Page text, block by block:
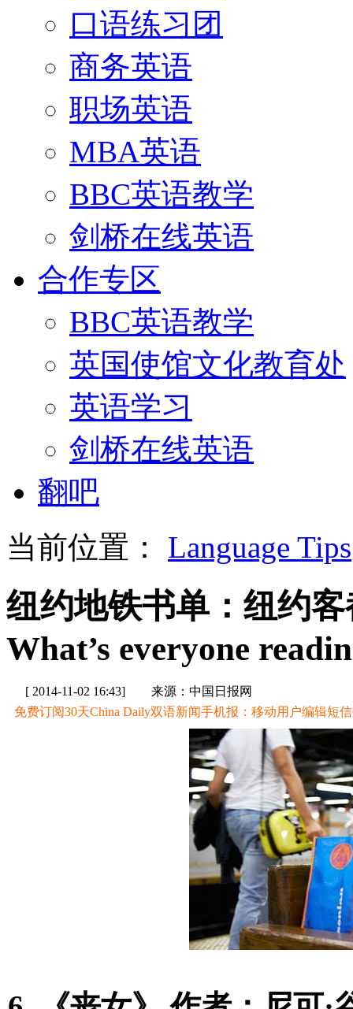
口语练习团
商务英语
职场英语
MBA英语
BBC英语教学
剑桥在线英语
合作专区
BBC英语教学
英国使馆文化教育处
英语学习
剑桥在线英语
翻吧
当前位置： Language Tips
纽约地铁书单：纽约
What’s everyone
[ 2014-11-02 16:43]
来源：中国日报网
免费订阅30天China Daily双语新闻手机报：移动用户编辑短信